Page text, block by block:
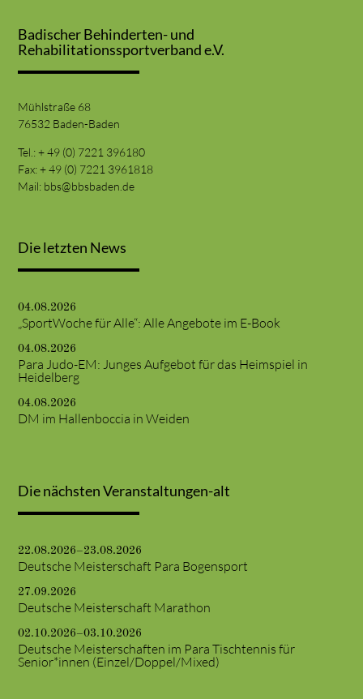
Badischer Behinderten- und
Rehabilitationssportverband e.V.
Mühlstraße 68
76532 Baden-Baden
Tel.: + 49 (0) 7221 396180
Fax: + 49 (0) 7221 3961818
Mail: bbs@bbsbaden.de
Die letzten News
04.08.2026
„SportWoche für Alle“: Alle Angebote im E-Book
04.08.2026
Para Judo-EM: Junges Aufgebot für das Heimspiel in
Heidelberg
04.08.2026
DM im Hallenboccia in Weiden
Die nächsten Veranstaltungen-alt
22.08.2026–23.08.2026
Deutsche Meisterschaft Para Bogensport
27.09.2026
Deutsche Meisterschaft Marathon
02.10.2026–03.10.2026
Deutsche Meisterschaften im Para Tischtennis für
Senior*innen (Einzel/Doppel/Mixed)